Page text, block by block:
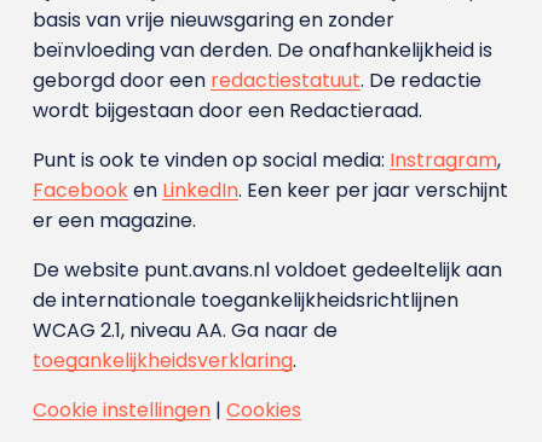
basis van vrije nieuwsgaring en zonder
beïnvloeding van derden. De onafhankelijkheid is
geborgd door een redactiestatuut. De redactie
wordt bijgestaan door een Redactieraad.
Punt is ook te vinden op social media: Instragram,
Facebooken LinkedIn. Een keer per jaar verschijnt
er een magazine.
De website punt.avans.nl voldoet gedeeltelijk aan
de internationale toegankelijkheidsrichtlijnen
WCAG 2.1, niveau AA. Ga naar de
toegankelijkheidsverklaring.
Cookie instellingen| Cookies